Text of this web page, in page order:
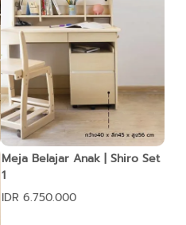
Meja Belajar Anak | Shiro Set
1
IDR 6.750.000